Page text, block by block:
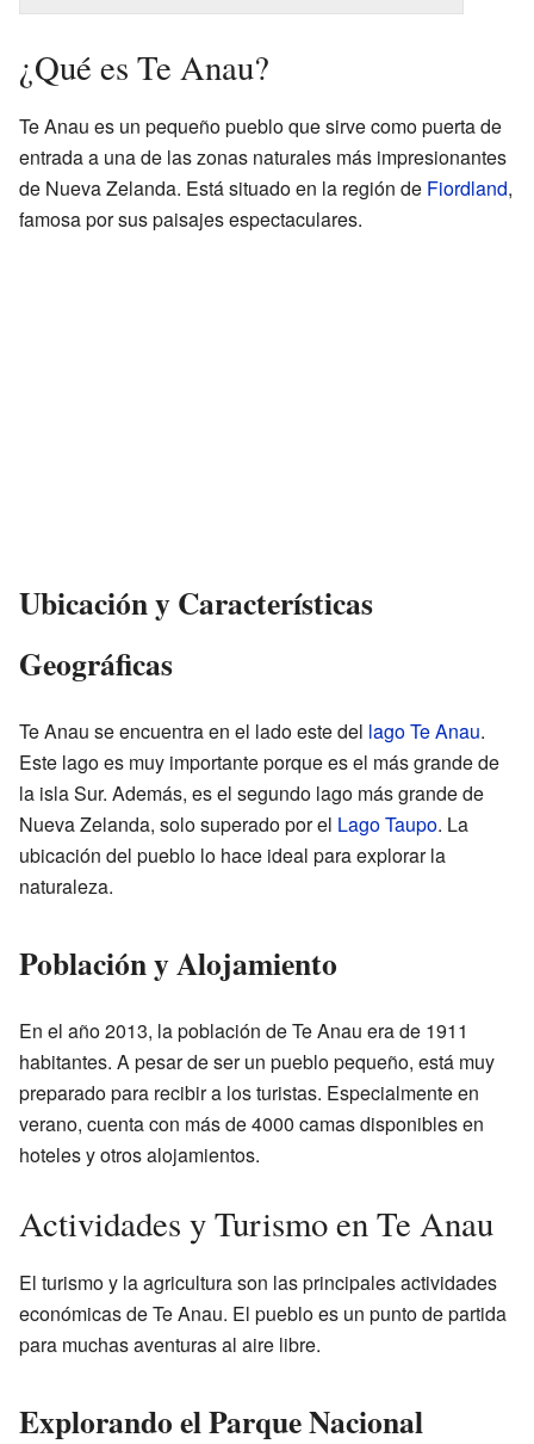
¿Qué es Te Anau?
Te Anau es un pequeño pueblo que sirve como puerta de
entrada a una de las zonas naturales más impresionantes
de Nueva Zelanda. Está situado en la región de Fiordland,
famosa por sus paisajes espectaculares.
Ubicación y Características
Geográficas
Te Anau se encuentra en el lado este del lago Te Anau.
Este lago es muy importante porque es el más grande de
la isla Sur. Además, es el segundo lago más grande de
Nueva Zelanda, solo superado por el Lago Taupo. La
ubicación del pueblo lo hace ideal para explorar la
naturaleza.
Población y Alojamiento
En el año 2013, la población de Te Anau era de 1911
habitantes. A pesar de ser un pueblo pequeño, está muy
preparado para recibir a los turistas. Especialmente en
verano, cuenta con más de 4000 camas disponibles en
hoteles y otros alojamientos.
Actividades y Turismo en Te Anau
El turismo y la agricultura son las principales actividades
económicas de Te Anau. El pueblo es un punto de partida
para muchas aventuras al aire libre.
Explorando el Parque Nacional